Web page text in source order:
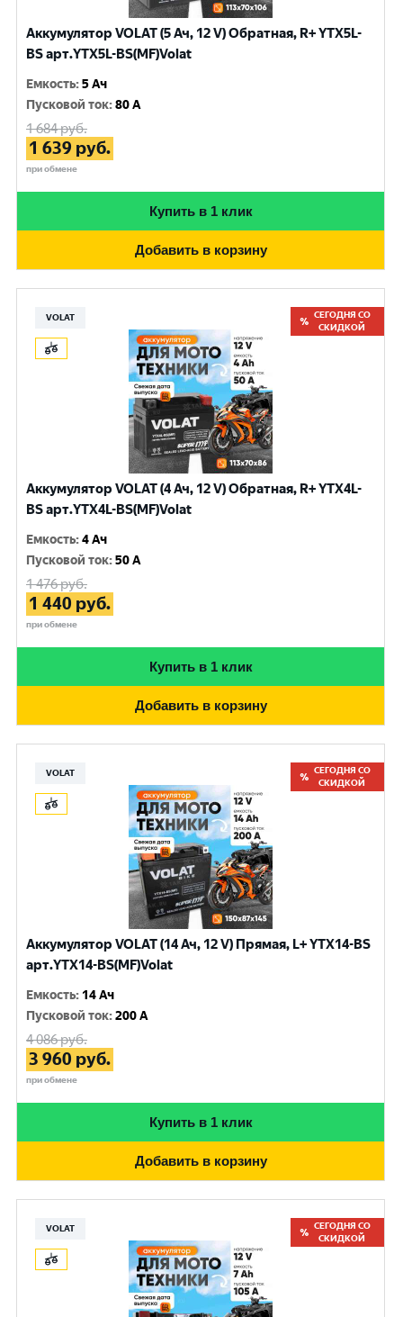
Аккумулятор VOLAT (5 Ач, 12 V) Обратная, R+ YTX5L-
BS арт.YTX5L-BS(MF)Volat
Емкость:5 Ач
Пусковой ток:80 A
1 684руб.
1 639 руб.
при обмене
Купить в 1 клик
Добавить в корзину
VOLAT
СЕГОДНЯ СО
СКИДКОЙ
Аккумулятор VOLAT (4 Ач, 12 V) Обратная, R+ YTX4L-
BS арт.YTX4L-BS(MF)Volat
Емкость:4 Ач
Пусковой ток:50 A
1 476руб.
1 440 руб.
при обмене
Купить в 1 клик
Добавить в корзину
VOLAT
СЕГОДНЯ СО
СКИДКОЙ
Аккумулятор VOLAT (14 Ач, 12 V) Прямая, L+ YTX14-BS
арт.YTX14-BS(MF)Volat
Емкость: 14 Ач
Пусковой ток:200 A
4 086руб.
3 960 руб.
при обмене
Купить в 1 клик
Добавить в корзину
VOLAT
СЕГОДНЯ СО
СКИДКОЙ